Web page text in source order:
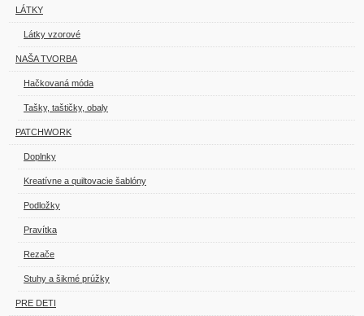
LÁTKY
Látky vzorové
NAŠA TVORBA
Hačkovaná móda
Tašky, taštičky, obaly
PATCHWORK
Doplnky
Kreatívne a quiltovacie šablóny
Podložky
Pravítka
Rezače
Stuhy a šikmé prúžky
PRE DETI